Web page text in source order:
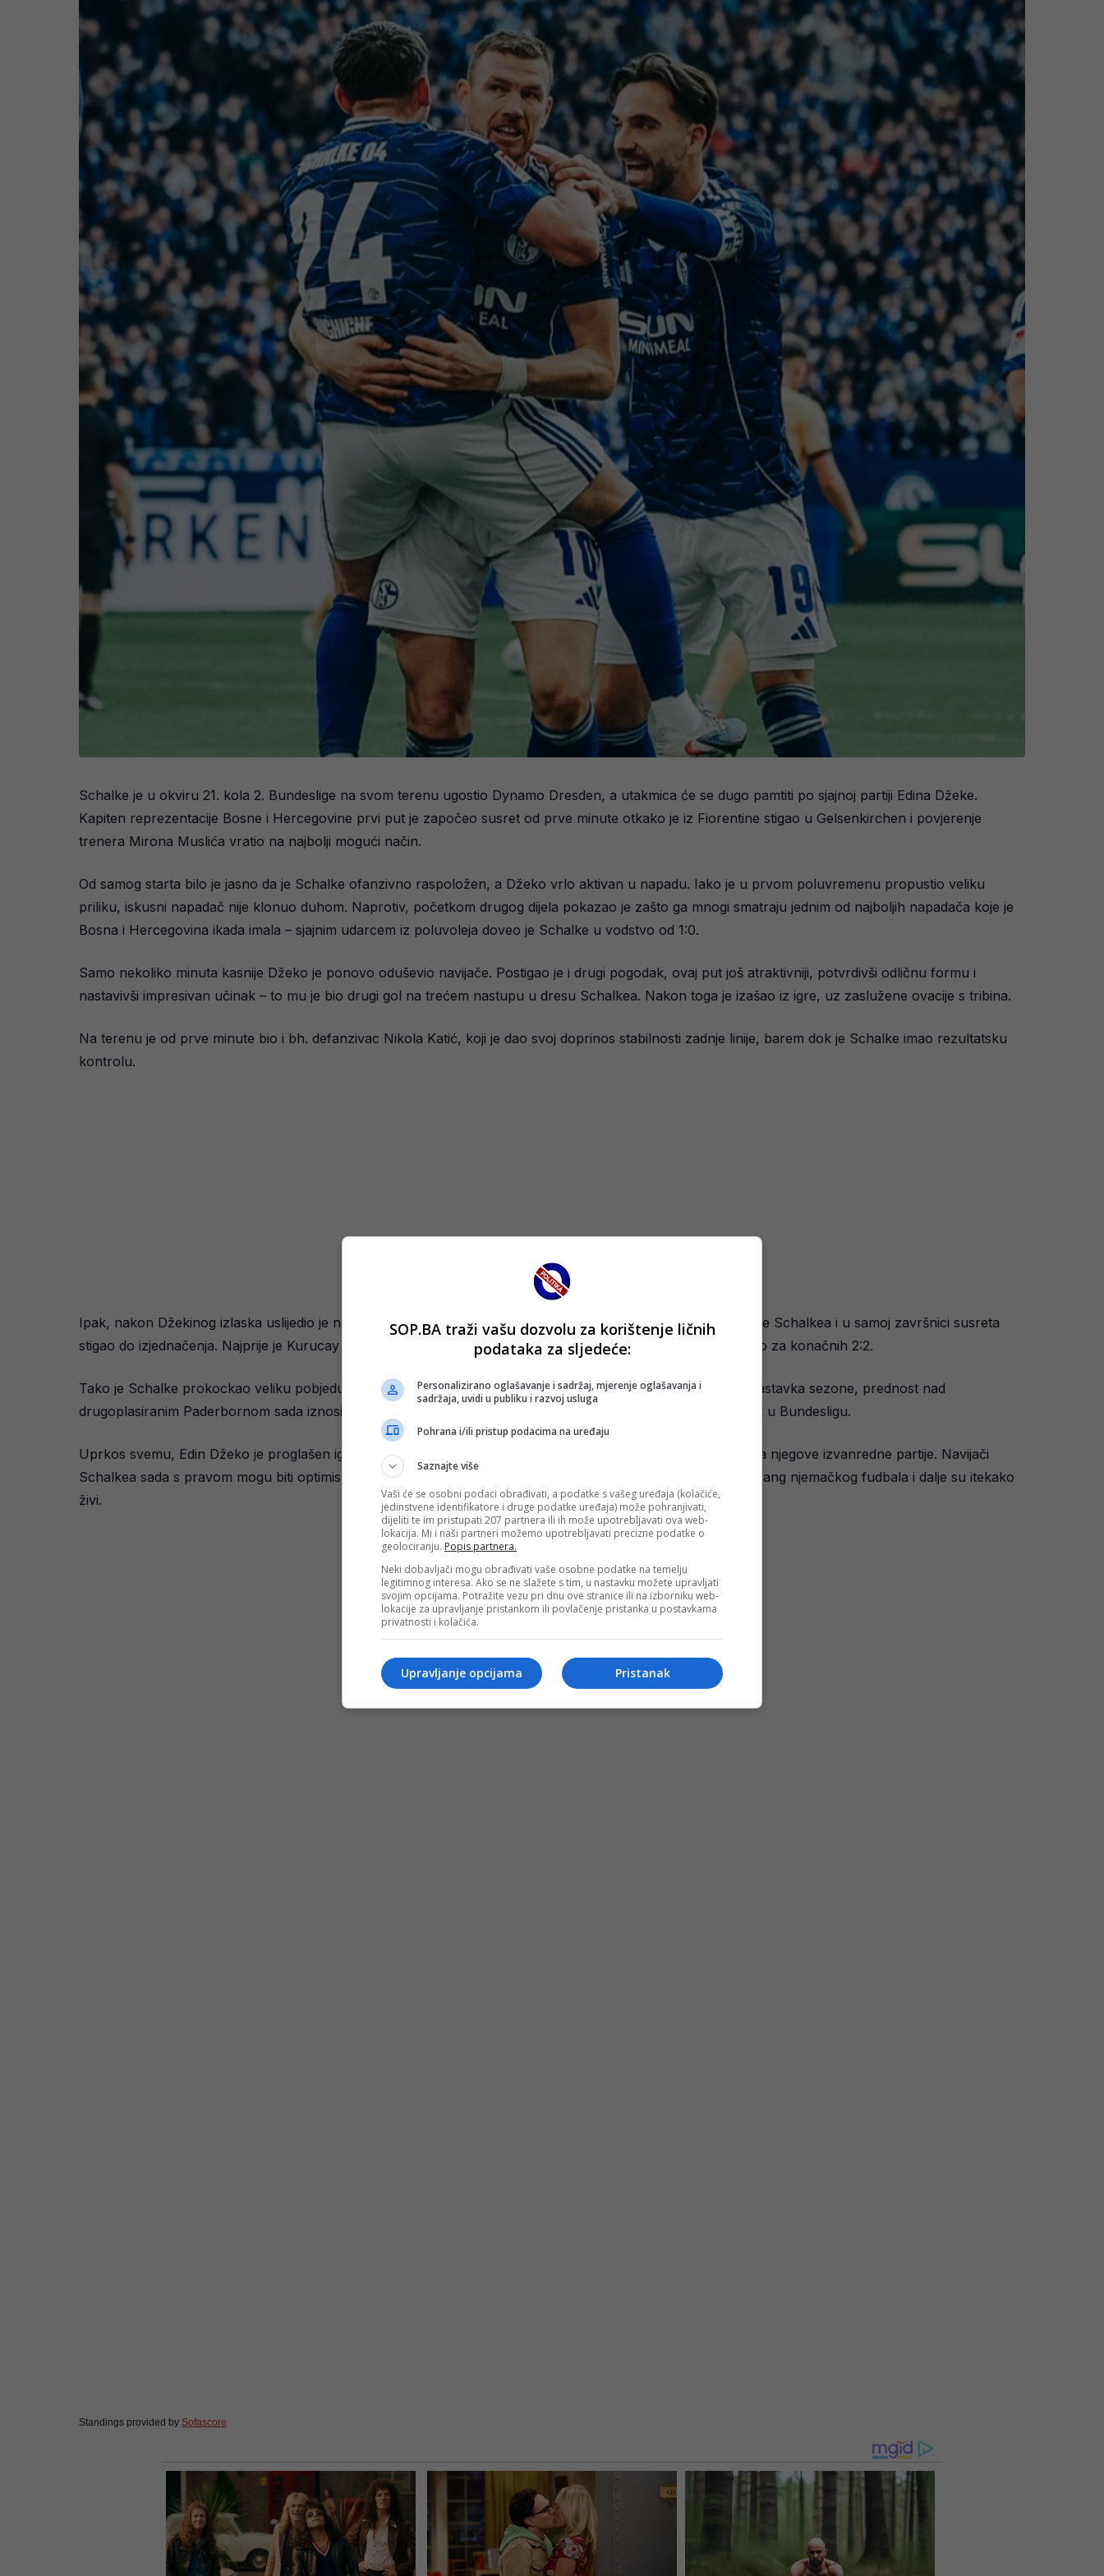
Schalke je u okviru 21. kola 2. Bundeslige na svom terenu ugostio Dynamo Dresden, a utakmica će se dugo pamtiti po sjajnoj partiji Edina Džeke.
Kapiten reprezentacije Bosne i Hercegovine prvi put je započeo susret od prve minute otkako je iz Fiorentine stigao u Gelsenkirchen i povjerenje
trenera Mirona Muslića vratio na najbolji mogući način.
Od samog starta bilo je jasno da je Schalke ofanzivno raspoložen, a Džeko vrlo aktivan u napadu. Iako je u prvom poluvremenu propustio veliku
priliku, iskusni napadač nije klonuo duhom. Naprotiv, početkom drugog dijela pokazao je zašto ga mnogi smatraju jednim od najboljih napadača koje je
Bosna i Hercegovina ikada imala – sjajnim udarcem iz poluvoleja doveo je Schalke u vodstvo od 1:0.
Samo nekoliko minuta kasnije Džeko je ponovo oduševio navijače. Postigao je i drugi pogodak, ovaj put još atraktivniji, potvrdivši odličnu formu i
nastavivši impresivan učinak – to mu je bio drugi gol na trećem nastupu u dresu Schalkea. Nakon toga je izašao iz igre, uz zaslužene ovacije s tribina.
Na terenu je od prve minute bio i bh. defanzivac Nikola Katić, koji je dao svoj doprinos stabilnosti zadnje linije, barem dok je Schalke imao rezultatsku
kontrolu.
Ipak, nakon Džekinog izlaska uslijedio je neshvatljiv pad u igri domaćih. Dynamo Dresden je iskoristio opuštanje Schalkea i u samoj završnici susreta
stigao do izjednačenja. Najprije je Kurucay u 78. minuti postigao autogol, a potom je Keller u 87. minuti pogodio za konačnih 2:2.
Tako je Schalke prokockao veliku pobjedu i zakomplikovao situaciju u borbi za vrh tabele. Umjesto mirnog nastavka sezone, prednost nad
drugoplasiranim Paderbornom sada iznosi svega dva boda, što dodatno pojačava pritisak u borbi za povratak u Bundesligu.
Uprkos svemu, Edin Džeko je proglašen igračem utakmice i dobio je visoku ocjenu 8,1, što je još jedna potvrda njegove izvanredne partije. Navijači
Schalkea sada s pravom mogu biti optimistični – s ovakvim Džekom u vrhu napada, snovi o povratku u elitni rang njemačkog fudbala i dalje su itekako
živi.
Standings provided by Sofascore
SOP.BA traži vašu dozvolu za korištenje ličnih
podataka za sljedeće:
Personalizirano oglašavanje i sadržaj, mjerenje oglašavanja i
sadržaja, uvidi u publiku i razvoj usluga
Pohrana i/ili pristup podacima na uređaju
Saznajte više
Vaši će se osobni podaci obrađivati, a podatke s vašeg uređaja (kolačiće,
jedinstvene identifikatore i druge podatke uređaja) može pohranjivati,
dijeliti te im pristupati 207 partnera ili ih može upotrebljavati ova web-
lokacija. Mi i naši partneri možemo upotrebljavati precizne podatke o
geolociranju. Popis partnera.
Neki dobavljači mogu obrađivati vaše osobne podatke na temelju
legitimnog interesa. Ako se ne slažete s tim, u nastavku možete upravljati
svojim opcijama. Potražite vezu pri dnu ove stranice ili na izborniku web-
lokacije za upravljanje pristankom ili povlačenje pristanka u postavkama
privatnosti i kolačića.
Pristanak
Upravljanje opcijama